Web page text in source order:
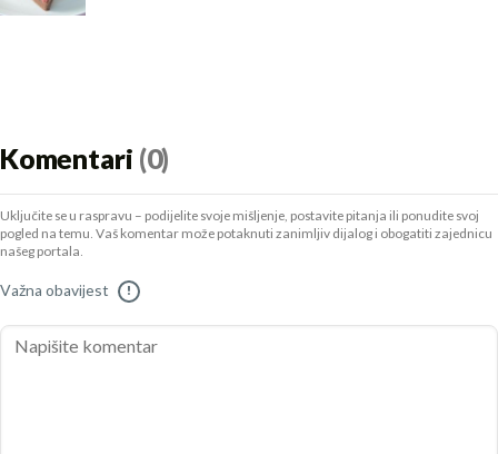
Komentari (0)
Uključite se u raspravu – podijelite svoje mišljenje, postavite pitanja ili ponudite svoj
pogled na temu. Vaš komentar može potaknuti zanimljiv dijalog i obogatiti zajednicu
našeg portala.
Važna obavijest !